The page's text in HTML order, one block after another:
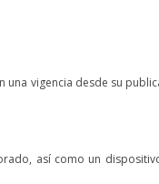
vigencia desde su
así como un